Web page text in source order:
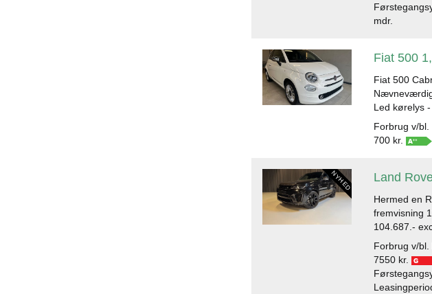
mdr.
Fiat 500
Fiat 500
Led kørelys
Forbrug v/
700 kr.
Land
Hermed en
fremvisning
104.687.-
Forbrug v/
7550 kr.